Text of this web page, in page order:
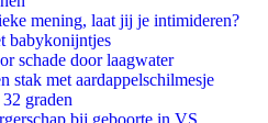
mening, laat jij je intimideren?
babykonijntjes
schade door laagwater
stak met aardappelschilmesje
graden
bij geboorte in VS